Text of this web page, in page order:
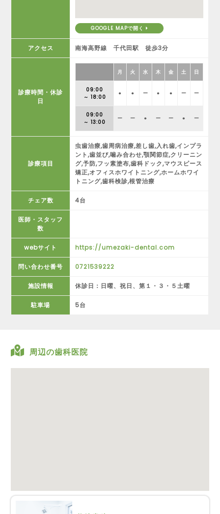
GOOGLE MAPで開く
アクセス 南海高野線 千代田駅 徒歩3分
診療時間・休診
日
月 火 水 木 金 土 日
09:00
～ 18:00
● ● ー ● ● ー ー
09:00
～ 13:00
ー ー ● ー ー ● ー
診療項目
虫歯治療,歯周病治療,差し歯,入れ歯,インプラ
ント,歯並び,噛み合わせ,顎関節症,クリーニン
グ,予防,フッ素塗布,歯科ドック,マウスピース
矯正,オフィスホワイトニング,ホームホワイ
トニング,歯科検診,根管治療
チェア数 4台
医師・スタッフ
数
webサイト https://umezaki-dental.com
問い合わせ番号 0721539222
施設情報 休診日：日曜、祝日、第１・３・５土曜
駐車場 5台
周辺の歯科医院